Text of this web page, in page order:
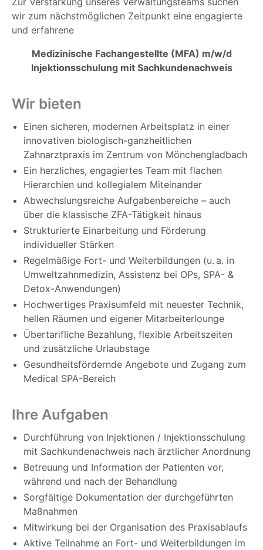
wir zum nächstmöglichen Zeitpunkt eine engagierte
und erfahrene
Medizinische Fachangestellte (MFA) m/w/d
Injektionsschulung mit Sachkundenachweis
Wir bieten
Einen sicheren, modernen Arbeitsplatz in einer
innovativen biologisch-ganzheitlichen
Zahnarztpraxis im Zentrum von Mönchengladbach
Ein herzliches, engagiertes Team mit flachen
Hierarchien und kollegialem Miteinander
Abwechslungsreiche Aufgabenbereiche – auch
über die klassische ZFA-Tätigkeit hinaus
Strukturierte Einarbeitung und Förderung
individueller Stärken
Regelmäßige Fort- und Weiterbildungen (u. a. in
Umweltzahnmedizin, Assistenz bei OPs, SPA- &
Detox-Anwendungen)
Hochwertiges Praxisumfeld mit neuester Technik,
hellen Räumen und eigener Mitarbeiterlounge
Übertarifliche Bezahlung, flexible Arbeitszeiten
und zusätzliche Urlaubstage
Gesundheitsfördernde Angebote und Zugang zum
Medical SPA-Bereich
Ihre Aufgaben
Durchführung von Injektionen / Injektionsschulung
mit Sachkundenachweis nach ärztlicher Anordnung
Betreuung und Information der Patienten vor,
während und nach der Behandlung
Sorgfältige Dokumentation der durchgeführten
Maßnahmen
Mitwirkung bei der Organisation des Praxisablaufs
Aktive Teilnahme an Fort- und Weiterbildungen im